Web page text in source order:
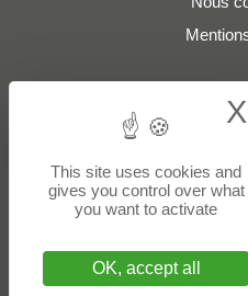
Adresses-
Liste des adresses e-
Liste des adresses e-mails
-Création ou refonte du
Sites partenaires:
Adresses-Colleges.fr
This site uses cookies and
gives you control over what
you want to activate
OK, accept all
X